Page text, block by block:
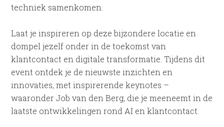
techniek samenkomen.
Laat je inspireren op deze bijzondere locatie en
dompel jezelf onder in de toekomst van
klantcontact en digitale transformatie. Tijdens dit
event ontdek je de nieuwste inzichten en
innovaties, met inspirerende keynotes –
waaronder Job van den Berg, die je meeneemt in de
laatste ontwikkelingen rond AI en klantcontact.